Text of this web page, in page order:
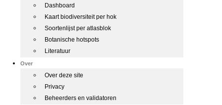
Dashboard
Kaart biodiversiteit per hok
Soortenlijst per atlasblok
Botanische hotspots
Literatuur
Over
Over deze site
Privacy
Beheerders en validatoren